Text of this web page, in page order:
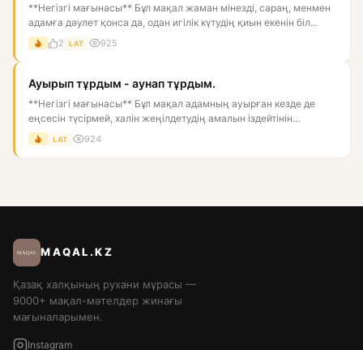
**Негізгі мағынасы** Бұл мақал жаман мінезді, сараң, менмен
адамға дәулет қонса да, одан игілік күтудің қиын екенін біл...
2 LAT 925
Ауырып тұрдым - аунап тұрдым.
**Негізгі мағынасы** Бұл мақал адамның ауырған кезде де
еңсесін түсірмей, халін жеңілдетудің амалын іздейтінін
білдіреді...
LAT 924
MAQAL.KZ
Қазақ халқының рухани мұрасы —
9000+ мақал-мәтелдер жинағы
мағыналарымен.
Instagram